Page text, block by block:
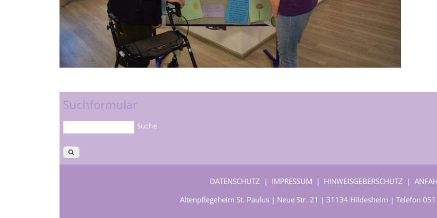
Suchformular
Suche
DATENSCHUTZ | IMPRESSUM | HINWEISGEBERSCHUTZ |
Altenpflegeheim St. Paulus | Neue Str. 21 | 31134 Hildesheim | Telefon